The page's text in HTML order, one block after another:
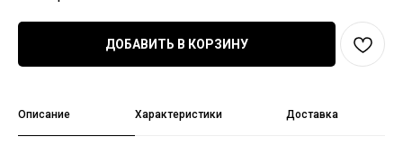
ДОБАВИТЬ В КОРЗИНУ
Описание Характеристики Доставка